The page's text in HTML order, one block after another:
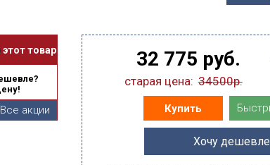
этот товар
Все акции
32 775 руб.
старая цена: 34500р.
Купить
Хочу дешевле